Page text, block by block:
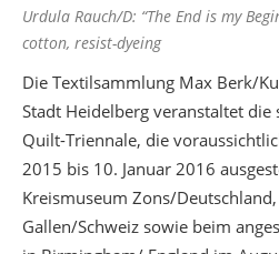
Urdula Rauch/D: “The End is my
cotton, resist-dyeing
Die Textilsammlung Max Berk/
Stadt Heidelberg veranstaltet die
Quilt-Triennale, die
2015 bis 10. Januar 2016
Kreismuseum Zons/
Gallen/Schweiz sowie beim